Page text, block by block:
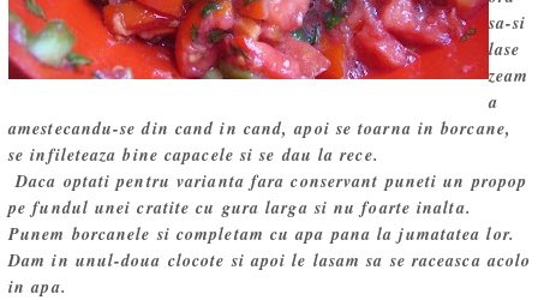
sa-si
lase
zeam
a
amestecandu-se din cand in cand, apoi se toarna in borcane,
se infileteaza bine capacele si se dau la rece.
Daca optati pentru varianta fara conservant puneti un propop
pe fundul unei cratite cu gura larga si nu foarte inalta.
Punem borcanele si completam cu apa pana la jumatatea lor.
Dam in unul-doua clocote si apoi le lasam sa se raceasca acolo
in apa.